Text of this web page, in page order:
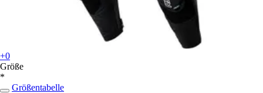
+0
Größe
*
Größentabelle